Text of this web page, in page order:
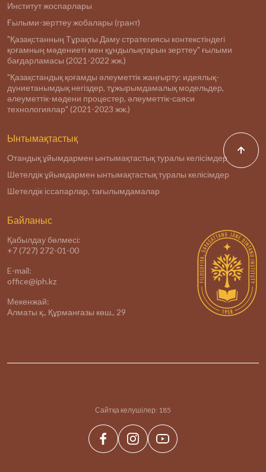
Институт жоспарлары
Ғылыми-зерттеу жобалары (грант)
"Қазақстанның Тұрақты Даму стратегиясы контекстіндегі
қоғамның мәдениеті мен құндылықтарын зерттеу" ғылыми
бағдарламасы (2021-2022 жж.)
"Қазақстандық қоғамды әлеуметтік жаңғырту: идеялық-
дүниетанымдық негіздер, тұжырымдамалық модельдер,
әлеуметтік-мәдени процестер, әлеуметтік-саяси
технологиялар" (2021-2023 жж.)
Ынтымақтастық
Отандық ұйымдармен ынтымақтастық туралы келісімдер
Шетелдік ұйымдармен ынтымақтастық туралы келісімдер
Шетелдік іссапарлар, тағылымдамалар
Байланыс
Қабылдау бөлмесі:
+7 (727) 272-01-00
E-mail:
office@iph.kz
Мекенжай:
Алматы қ., Құрманғазы көш., 29
Сайтқа келушілер: 185